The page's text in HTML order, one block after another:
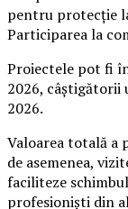
pentru protecție
Participarea la
Proiectele pot fi
2026, câștigătorii
2026.
Valoarea totală a
de asemenea,
faciliteze
profesioniști din